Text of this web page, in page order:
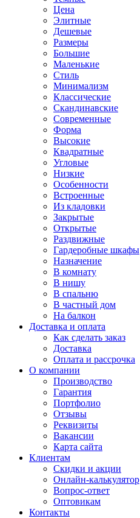
Цена
Элитные
Дешевые
Размеры
Большие
Маленькие
Стиль
Минимализм
Классические
Скандинавские
Современные
Форма
Высокие
Квадратные
Угловые
Низкие
Особенности
Встроенные
Из кладовки
Закрытые
Открытые
Раздвижные
Гардеробные шкафы
Назначение
В комнату
В нишу
В спальню
В частный дом
На балкон
Доставка и оплата
Как сделать заказ
Доставка
Оплата и рассрочка
О компании
Производство
Гарантия
Портфолио
Отзывы
Реквизиты
Вакансии
Карта сайта
Клиентам
Скидки и акции
Онлайн-калькулятор
Вопрос-ответ
Оптовикам
Контакты